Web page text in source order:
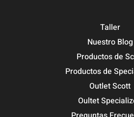
Taller
Nuestro Blog
Productos de
Productos de
Outlet Scott
Oultet